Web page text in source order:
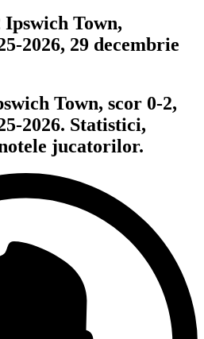
Town,
2026, 29 decembrie
Town, scor 0-2,
2026. Statistici,
jucatorilor.